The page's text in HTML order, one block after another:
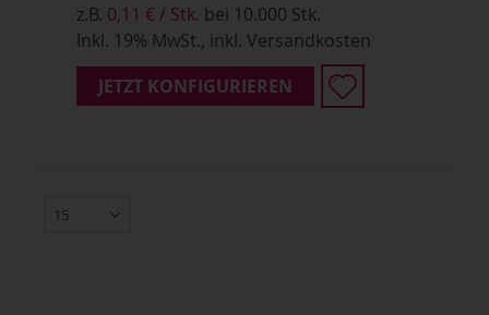
z.B. 0,11 € / Stk. bei 10.000 Stk.
Inkl. 19% MwSt., inkl. Versandkosten
JETZT KONFIGURIEREN